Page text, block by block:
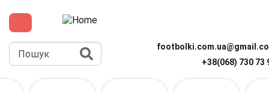
до
основного
вмісту
Пошук
+38(068) 730 73